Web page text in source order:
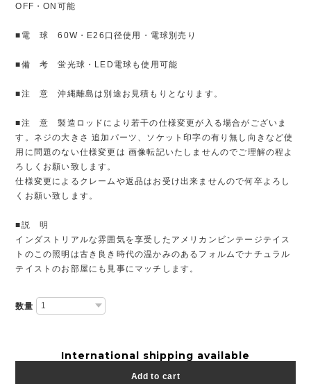
OFF・ON可能
■電 球 60W・E26口径使用・電球別売り
■備 考 蛍光球・LED電球も使用可能
■注 意 沖縄離島は別途お見積もりとなります。
■注 意 製造ロッドにより若干の仕様変更が入る場合がございま
す。ネジの大きさ 追加パーツ、ソケット印字の有り無し向きなど使
用に問題のない仕様変更は 画像転記いたしませんのでご理解の程よ
ろしくお願い致します。
仕様変更によるクレームや返品はお受け出来ませんので何卒よろし
くお願い致します。
■説 明
インダストリアルな雰囲気を享受したアメリカンビンテージテイス
トのこの照明は古き良き時代の温かみのあるフォルムでナチュラル
テイストのお部屋にも見事にマッチします。
数量
International shipping available
Add to cart